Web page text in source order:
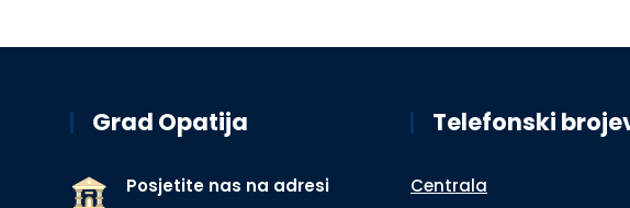
Grad Opatija
Posjetite nas na adresi
Telefonski
Centrala